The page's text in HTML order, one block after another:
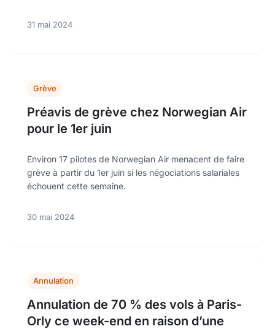
31 mai 2024
Grève
Préavis de grève chez Norwegian Air
pour le 1er juin
Environ 17 pilotes de Norwegian Air menacent de faire
grève à partir du 1er juin si les négociations salariales
échouent cette semaine.
30 mai 2024
Annulation
Annulation de 70 % des vols à Paris-
Orly ce week-end en raison d’une